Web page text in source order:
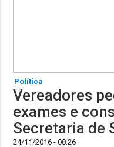
Política
Vereadores
exames e
Secretaria de
24/11/2016 - 08:26